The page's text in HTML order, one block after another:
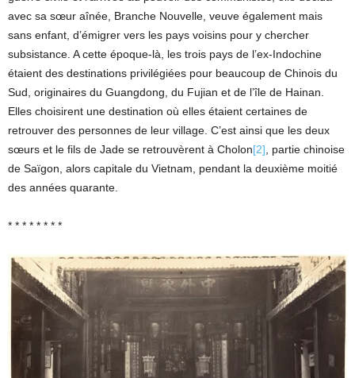
avec sa sœur aînée, Branche Nouvelle, veuve également mais
sans enfant, d’émigrer vers les pays voisins pour y chercher
subsistance. A cette époque-là, les trois pays de l’ex-Indochine
étaient des destinations privilégiées pour beaucoup de Chinois du
Sud, originaires du Guangdong, du Fujian et de l’île de Hainan.
Elles choisirent une destination où elles étaient certaines de
retrouver des personnes de leur village. C’est ainsi que les deux
sœurs et le fils de Jade se retrouvèrent à Cholon[2] , partie chinoise
de Saïgon, alors capitale du Vietnam, pendant la deuxième moitié
des années quarante.
* * * * * * * *